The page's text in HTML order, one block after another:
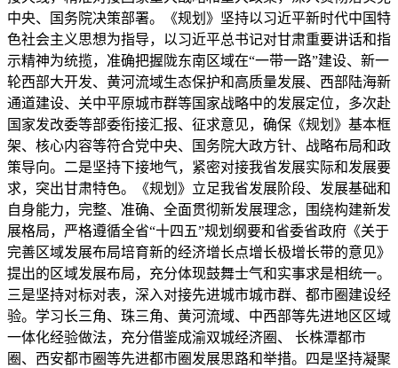
中央、国务院决策部署。《规划》坚持以习近平新时代中国特
色社会主义思想为指导，以习近平总书记对甘肃重要讲话和指
示精神为统揽，准确把握陇东南区域在“一带一路”建设、新一
轮西部大开发、黄河流域生态保护和高质量发展、西部陆海新
通道建设、关中平原城市群等国家战略中的发展定位，多次赴
国家发改委等部委衔接汇报、征求意见，确保《规划》基本框
架、核心内容等符合党中央、国务院大政方针、战略布局和政
策导向。二是坚持下接地气，紧密对接我省发展实际和发展要
求，突出甘肃特色。《规划》立足我省发展阶段、发展基础和
自身能力，完整、准确、全面贯彻新发展理念，围绕构建新发
展格局，严格遵循全省“十四五”规划纲要和省委省政府《关于
完善区域发展布局培育新的经济增长点增长极增长带的意见》
提出的区域发展布局，充分体现鼓舞士气和实事求是相统一。
三是坚持对标对表，深入对接先进城市城市群、都市圈建设经
验。学习长三角、珠三角、黄河流域、中西部等先进地区区域
一体化经验做法，充分借鉴成渝双城经济圈、 长株潭都市
圈、西安都市圈等先进都市圈发展思路和举措。四是坚持凝聚